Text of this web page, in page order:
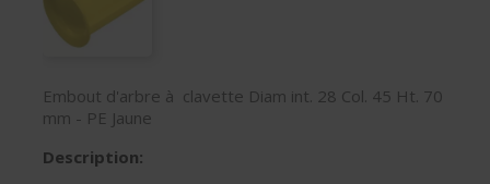
Embout d'arbre à clavette Diam int. 28 Col. 45 Ht. 70
mm - PE Jaune
Description: